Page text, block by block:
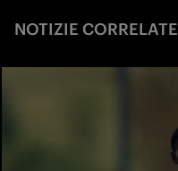
NOTIZIE CORRELATE